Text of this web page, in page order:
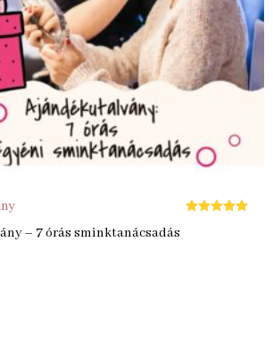
– 7 órás sminktanácsadás